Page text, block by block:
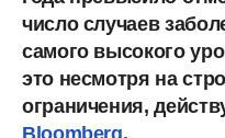
число случаев
самого высокого
это несмотря на
ограничения,
Bloomberg.